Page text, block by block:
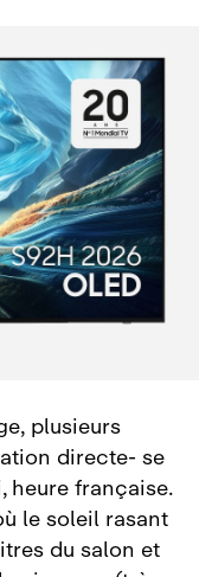
plusieurs
directe‑ se
heure française.
le soleil rasant
du salon et